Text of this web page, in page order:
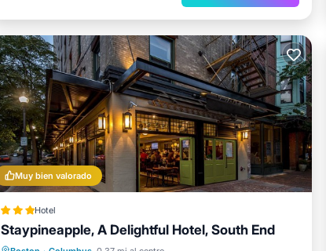
Muy bien valorado
Hotel
Staypineapple, A Delightful Hotel, South End
Cocina
Aire acondicionado